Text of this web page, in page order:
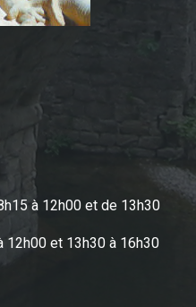
à 12h00 et de 13h30
12h00 et 13h30 à 16h30